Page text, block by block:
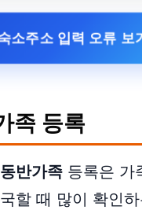
소주소 입력 오류 보
족 등록
반가족등록은 가
할 때 많이 확인하